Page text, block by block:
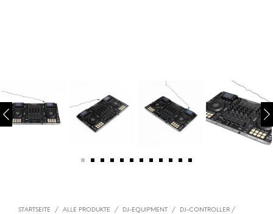
STARTSEITE / ALLE PRODUKTE / DJ-EQUIPMENT /
DJ-CONTROLLER /